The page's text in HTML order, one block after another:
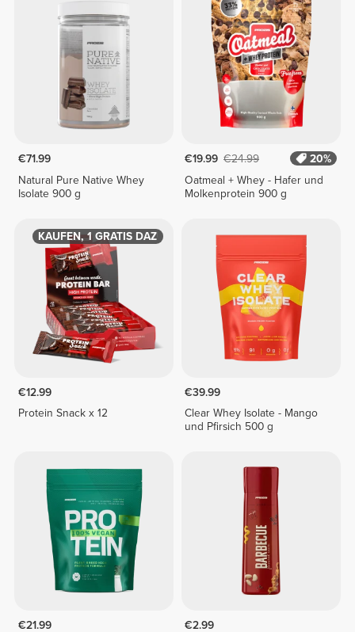
€71.99
Natural Pure Native Whey
Isolate 900 g
€19.99 €24.99
20%
Oatmeal + Whey - Hafer und
Molkenprotein 900 g
1 KAUFEN, 1 GRATIS DAZU
€12.99
Protein Snack x 12
€39.99
Clear Whey Isolate - Mango
und Pfirsich 500 g
€21.99 €2.99